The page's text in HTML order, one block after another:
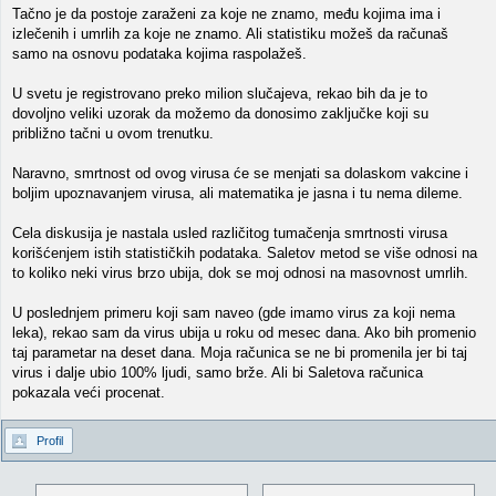
Tačno je da postoje zaraženi za koje ne znamo, među kojima ima i
izlečenih i umrlih za koje ne znamo. Ali statistiku možeš da računaš
samo na osnovu podataka kojima raspolažeš.
U svetu je registrovano preko milion slučajeva, rekao bih da je to
dovoljno veliki uzorak da možemo da donosimo zaključke koji su
približno tačni u ovom trenutku.
Naravno, smrtnost od ovog virusa će se menjati sa dolaskom vakcine i
boljim upoznavanjem virusa, ali matematika je jasna i tu nema dileme.
Cela diskusija je nastala usled različitog tumačenja smrtnosti virusa
korišćenjem istih statističkih podataka. Saletov metod se više odnosi na
to koliko neki virus brzo ubija, dok se moj odnosi na masovnost umrlih.
U poslednjem primeru koji sam naveo (gde imamo virus za koji nema
leka), rekao sam da virus ubija u roku od mesec dana. Ako bih promenio
taj parametar na deset dana. Moja računica se ne bi promenila jer bi taj
virus i dalje ubio 100% ljudi, samo brže. Ali bi Saletova računica
pokazala veći procenat.
Profil